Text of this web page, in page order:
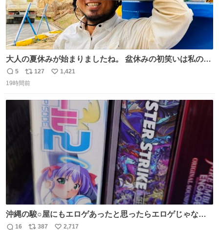
大人の夏休みが始まりましたね。 盆休みの初笑いは私の現
場コスプレ マスターイーでお願いします！！
返
信
5
リ
ポ
数
127
い
数
1,421
19時間前
沖縄の駿○屋にもエロゲあったと思ったらエロゲじゃなか
った
16 387 2,717